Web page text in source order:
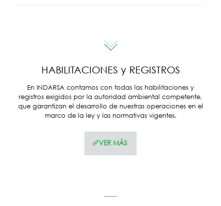
HABILITACIONES y REGISTROS
En INDARSA contamos con todas las habilitaciones y
registros exigidos por la autoridad ambiental competente,
que garantizan el desarrollo de nuestras operaciones en el
marco de la ley y las normativas vigentes.
VER MÁS